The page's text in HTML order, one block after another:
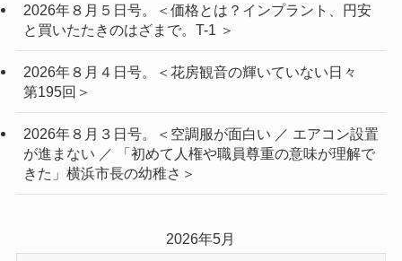
2026年８月５日号。＜価格とは？インプラント、円安
と買いたたきのはざまで。T-1 ＞
2026年８月４日号。＜花房観音の輝いていない日々
第195回＞
2026年８月３日号。＜空調服が面白い ／ エアコン設置
が進まない ／ 「初めて人権や職員尊重の意味が理解で
きた」横浜市長の幼稚さ＞
2026年5月